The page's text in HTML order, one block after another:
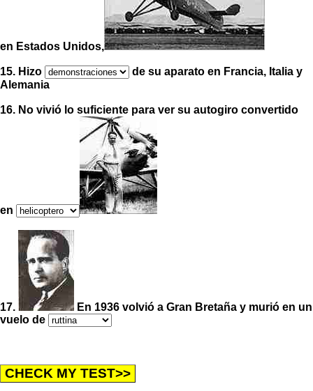
en Estados Unidos,
15. Hizo
de su aparato en Francia, Italia y
Alemania
16. No vivió lo suficiente para ver su autogiro convertido
en
17.
En 1936 volvió a Gran Bretaña y murió en un
vuelo de